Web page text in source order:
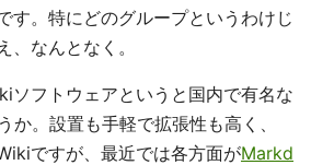
す。特にどのグループというわけじ
、なんとなく。
ソフトウェアというと国内で有名な
か。設置も手軽で拡張性も高く、
ですが、最近では各方面がMarkd